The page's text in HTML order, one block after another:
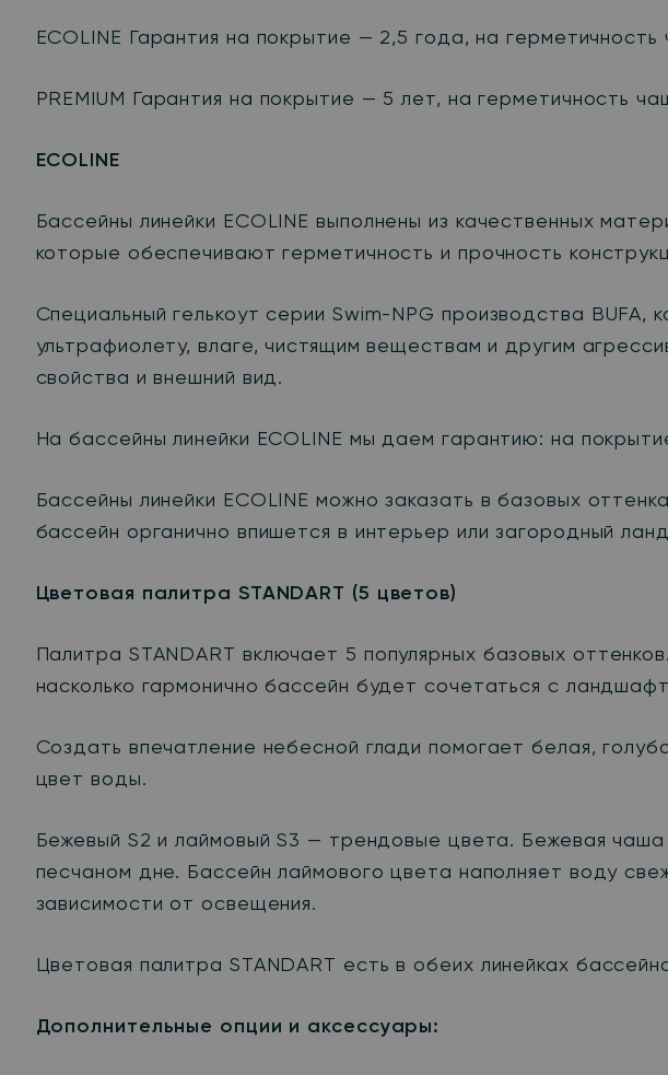
ECOLINE Гарантия на покрытие — 2,5 года, на герметичность
PREMIUM Гарантия на покрытие — 5 лет, на герметичность
ECOLINE
Бассейны линейки ECOLINE выполнены из качественных
которые обеспечивают герметичность и прочность
Специальный гелькоут серии Swim-NPG производства
ультрафиолету, влаге, чистящим веществам и другим
свойства и внешний вид.
На бассейны линейки ECOLINE мы даем гарантию: на
Бассейны линейки ECOLINE можно заказать в базовых
бассейн органично впишется в интерьер или загородный
Цветовая палитра STANDART (5 цветов)
Палитра STANDART включает 5 популярных базовых
насколько гармонично бассейн будет сочетаться с
Создать впечатление небесной глади помогает белая,
цвет воды.
Бежевый S2 и лаймовый S3 — трендовые цвета. Бежевая
песчаном дне. Бассейн лаймового цвета наполняет воду
зависимости от освещения.
Цветовая палитра STANDART есть в обеих линейках
Дополнительные опции и аксессуары: